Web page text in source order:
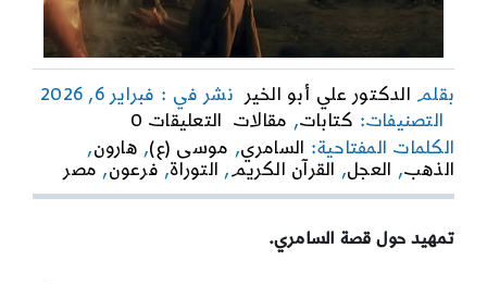
بقلم الدكتور علي أبو الخير
نشر في : فبراير 6, 2026
التصنيفات: كتابات, مقالات التعليقات 0
السامريّ
..
بين
الكلمات المفتاحية: السامري, موسى (ع), هارون,
الذهب, العجل, القرآن الكريم, التوراة, فرعون, مصر
تمهيد حول قصة السامري.